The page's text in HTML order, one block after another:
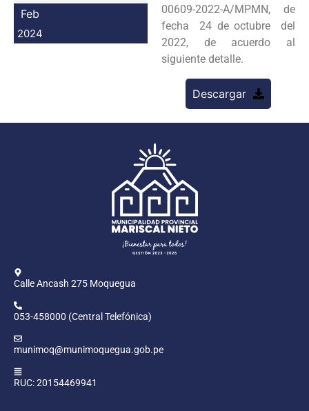
Intranet
Feb
2024
00609-2022-A/MPMN, de
fecha 24 de octubre del
2022, de acuerdo al
siguiente detalle.
Descargar
Calle Ancash 275 Moquegua
053-458000 (Central Telefónica)
munimoq@munimoquegua.gob.pe
RUC: 20154469941